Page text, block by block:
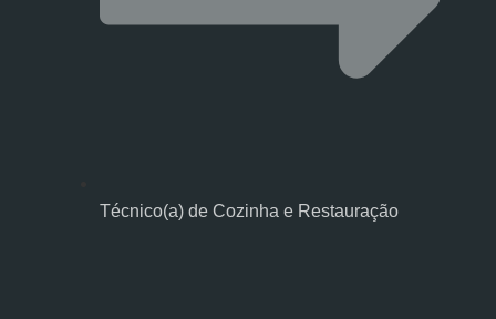
Técnico(a) de Cozinha e Restauração